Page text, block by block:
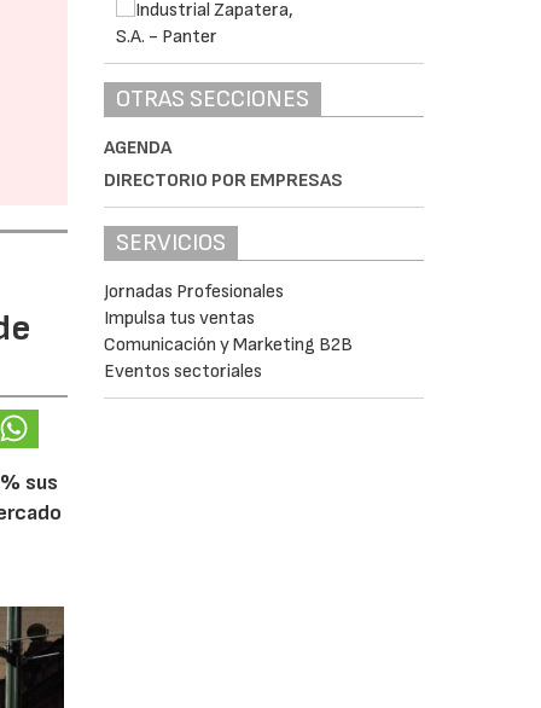
sus
OTRAS SECCIONES
AGENDA
DIRECTORIO POR EMPRESAS
SERVICIOS
Jornadas Profesionales
Impulsa tus ventas
Comunicación y Marketing B2B
Eventos sectoriales